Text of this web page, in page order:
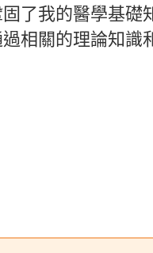
業產生了濃厚的
終身受用。
年級入學)
了我的醫學基礎
相關的理論知識
自己的能力迎難
) 理學士